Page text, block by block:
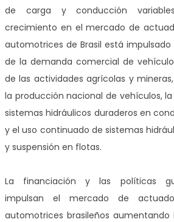
de carga y conducción
crecimiento en el mercado de
automotrices de Brasil está
de la demanda comercial de
de las actividades agrícolas y
la producción nacional de vehículos,
sistemas hidráulicos duraderos en
y el uso continuado de sistemas
y suspensión en flotas.
La financiación y las políticas
impulsan el mercado de
automotrices brasileños